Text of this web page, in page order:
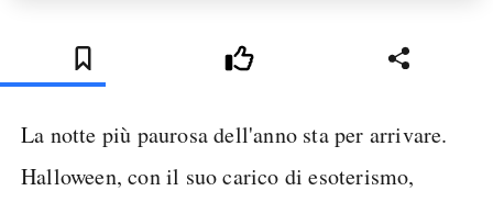
La notte più paurosa dell'anno sta per arrivare.
Halloween, con il suo carico di esoterismo,